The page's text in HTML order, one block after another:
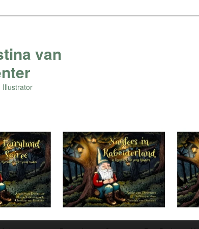
van
Illustrator